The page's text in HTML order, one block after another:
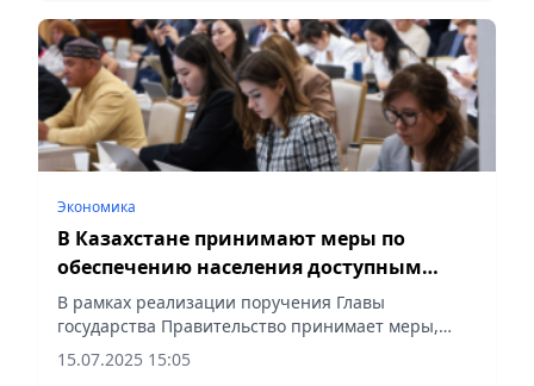
Экономика
В Казахстане принимают меры по
обеспечению населения доступным
жильем и недопущению роста цен
В рамках реализации поручения Главы
государства Правительство принимает меры,
направленные на обеспечение населения
доступным жильем и сдерживание роста цен на
15.07.2025 15:05